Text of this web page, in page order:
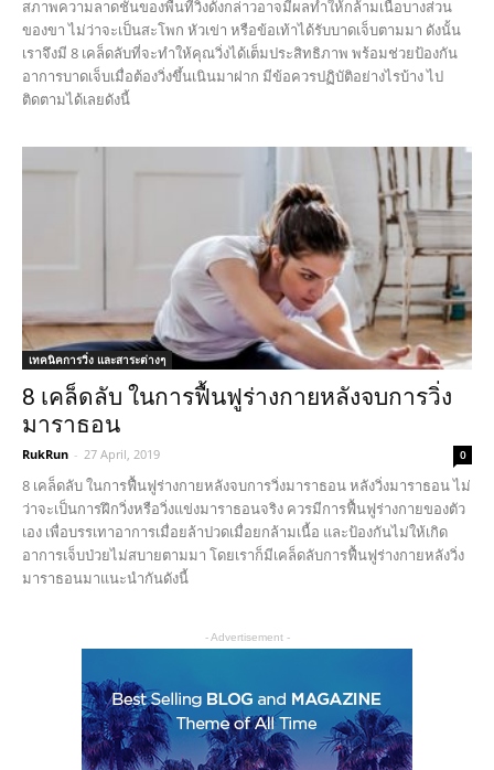
สภาพความลาดชันของพื้นที่วิ่งดังกล่าวอาจมีผลทำให้กล้ามเนื้อบางส่วน
ของขา ไม่ว่าจะเป็นสะโพก หัวเข่า หรือข้อเท้าได้รับบาดเจ็บตามมา ดังนั้น
เราจึงมี 8 เคล็ดลับที่จะทำให้คุณวิ่งได้เต็มประสิทธิภาพ พร้อมช่วยป้องกัน
อาการบาดเจ็บเมื่อต้องวิ่งขึ้นเนินมาฝาก มีข้อควรปฏิบัติอย่างไรบ้าง ไป
ติดตามได้เลยดังนี้
เทคนิคการวิ่ง และสาระต่างๆ
8 เคล็ดลับ ในการฟื้นฟูร่างกายหลังจบการวิ่ง
มาราธอน
RukRun - 27 April, 2019 0
8 เคล็ดลับ ในการฟื้นฟูร่างกายหลังจบการวิ่งมาราธอน หลังวิ่งมาราธอน ไม่
ว่าจะเป็นการฝึกวิ่งหรือวิ่งแข่งมาราธอนจริง ควรมีการฟื้นฟูร่างกายของตัว
เอง เพื่อบรรเทาอาการเมื่อยล้าปวดเมื่อยกล้ามเนื้อ และป้องกันไม่ให้เกิด
อาการเจ็บป่วยไม่สบายตามมา โดยเราก็มีเคล็ดลับการฟื้นฟูร่างกายหลังวิ่ง
มาราธอนมาแนะนำกันดังนี้
- Advertisement -